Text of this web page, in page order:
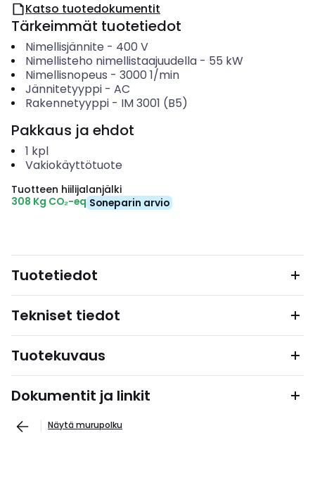
Katso tuotedokumentit
Tärkeimmät tuotetiedot
Nimellisjännite - 400 V
Nimellisteho nimellistaajuudella- 55 kW
Nimellisnopeus - 3000 1/min
Jännitetyyppi- AC
Rakennetyyppi- IM 3001 (B5)
Pakkaus ja ehdot
1 kpl
Vakiokäyttötuote
Tuotteen hiilijalanjälki
308 Kg CO₂-eq Soneparin arvio
Tuotetiedot
Tekniset tiedot
Tuotekuvaus
Dokumentit ja linkit
Näytä murupolku